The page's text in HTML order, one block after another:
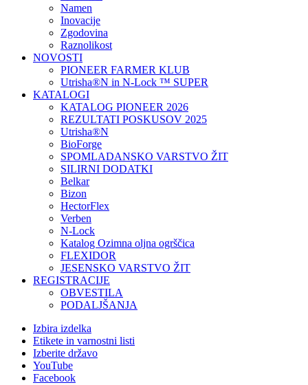
Namen
Inovacije
Zgodovina
Raznolikost
NOVOSTI
PIONEER FARMER KLUB
Utrisha®N in N-Lock ™ SUPER
KATALOGI
KATALOG PIONEER 2026
REZULTATI POSKUSOV 2025
Utrisha®N
BioForge
SPOMLADANSKO VARSTVO ŽIT
SILIRNI DODATKI
Belkar
Bizon
HectorFlex
Verben
N-Lock
Katalog Ozimna oljna ogrščica
FLEXIDOR
JESENSKO VARSTVO ŽIT
REGISTRACIJE
OBVESTILA
PODALJŠANJA
Izbira izdelka
Etikete in varnostni listi
Izberite državo
YouTube
Facebook